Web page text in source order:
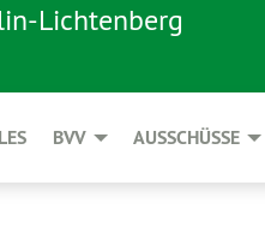
Lichtenberg
BVV AUSSCHÜSSE